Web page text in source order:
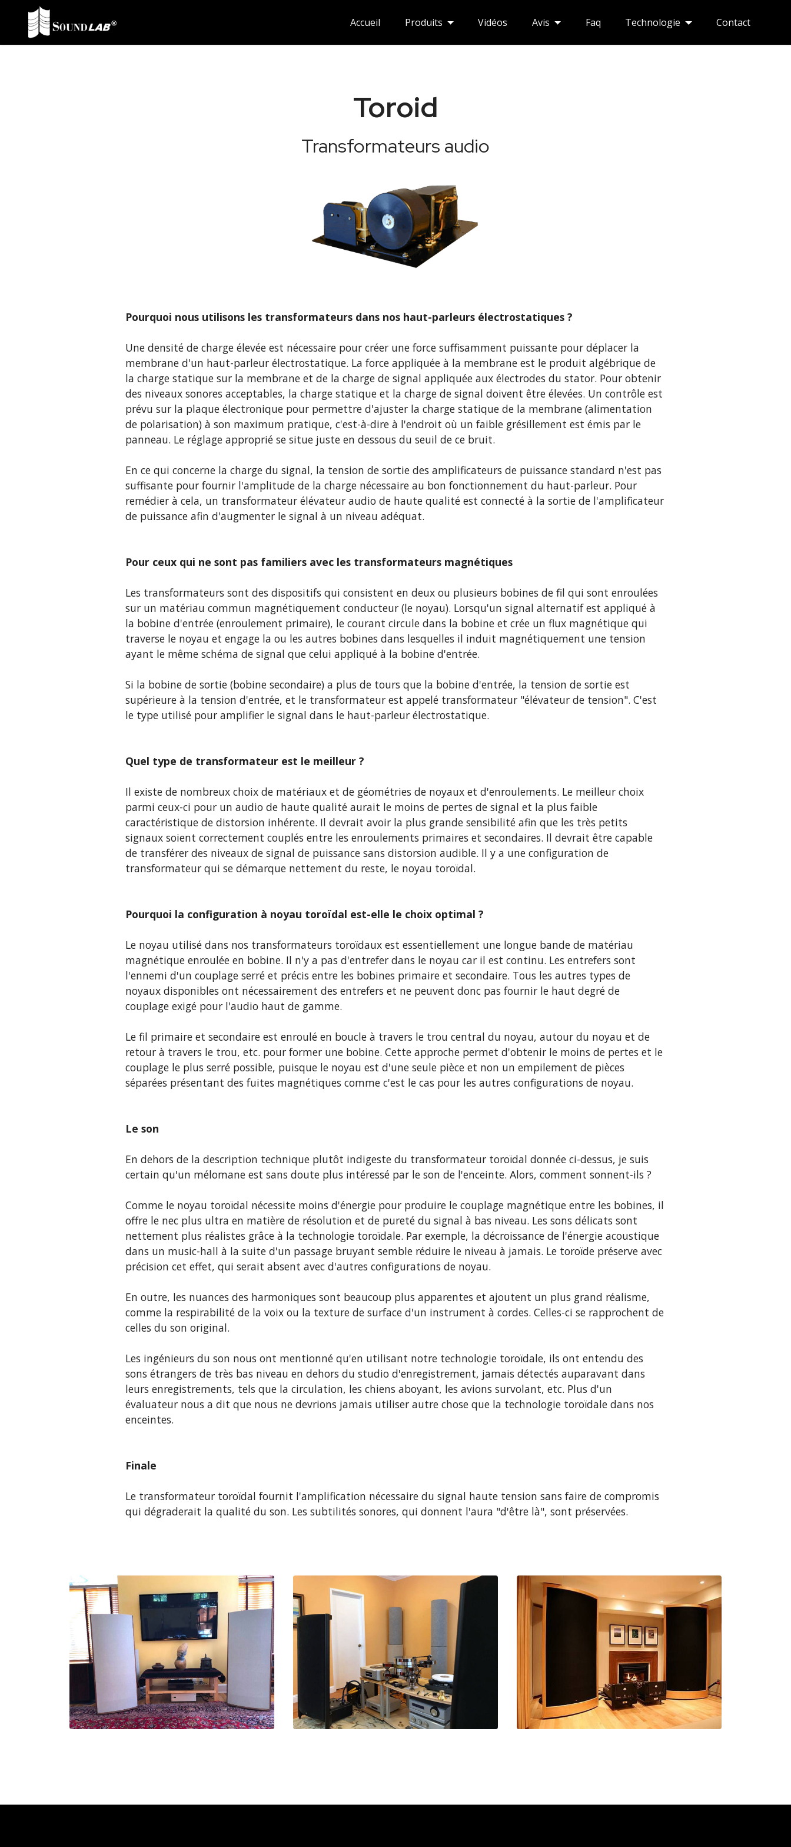
Accueil Produits Vidéos Avis Faq Technologie Contact
Toroid
Transformateurs audio
Pourquoi nous utilisons les transformateurs dans nos haut-parleurs électrostatiques ?
Une densité de charge élevée est nécessaire pour créer une force suffisamment puissante pour déplacer la
membrane d'un haut-parleur électrostatique. La force appliquée à la membrane est le produit algébrique de
la charge statique sur la membrane et de la charge de signal appliquée aux électrodes du stator. Pour obtenir
des niveaux sonores acceptables, la charge statique et la charge de signal doivent être élevées. Un contrôle est
prévu sur la plaque électronique pour permettre d'ajuster la charge statique de la membrane (alimentation
de polarisation) à son maximum pratique, c'est-à-dire à l'endroit où un faible grésillement est émis par le
panneau. Le réglage approprié se situe juste en dessous du seuil de ce bruit.
En ce qui concerne la charge du signal, la tension de sortie des amplificateurs de puissance standard n'est pas
suffisante pour fournir l'amplitude de la charge nécessaire au bon fonctionnement du haut-parleur. Pour
remédier à cela, un transformateur élévateur audio de haute qualité est connecté à la sortie de l'amplificateur
de puissance afin d'augmenter le signal à un niveau adéquat.
Pour ceux qui ne sont pas familiers avec les transformateurs magnétiques
Les transformateurs sont des dispositifs qui consistent en deux ou plusieurs bobines de fil qui sont enroulées
sur un matériau commun magnétiquement conducteur (le noyau). Lorsqu'un signal alternatif est appliqué à
la bobine d'entrée (enroulement primaire), le courant circule dans la bobine et crée un flux magnétique qui
traverse le noyau et engage la ou les autres bobines dans lesquelles il induit magnétiquement une tension
ayant le même schéma de signal que celui appliqué à la bobine d'entrée.
Si la bobine de sortie (bobine secondaire) a plus de tours que la bobine d'entrée, la tension de sortie est
supérieure à la tension d'entrée, et le transformateur est appelé transformateur "élévateur de tension". C'est
le type utilisé pour amplifier le signal dans le haut-parleur électrostatique.
Quel type de transformateur est le meilleur ?
Il existe de nombreux choix de matériaux et de géométries de noyaux et d'enroulements. Le meilleur choix
parmi ceux-ci pour un audio de haute qualité aurait le moins de pertes de signal et la plus faible
caractéristique de distorsion inhérente. Il devrait avoir la plus grande sensibilité afin que les très petits
signaux soient correctement couplés entre les enroulements primaires et secondaires. Il devrait être capable
de transférer des niveaux de signal de puissance sans distorsion audible. Il y a une configuration de
transformateur qui se démarque nettement du reste, le noyau toroïdal.
Pourquoi la configuration à noyau toroïdal est-elle le choix optimal ?
Le noyau utilisé dans nos transformateurs toroïdaux est essentiellement une longue bande de matériau
magnétique enroulée en bobine. Il n'y a pas d'entrefer dans le noyau car il est continu. Les entrefers sont
l'ennemi d'un couplage serré et précis entre les bobines primaire et secondaire. Tous les autres types de
noyaux disponibles ont nécessairement des entrefers et ne peuvent donc pas fournir le haut degré de
couplage exigé pour l'audio haut de gamme.
Le fil primaire et secondaire est enroulé en boucle à travers le trou central du noyau, autour du noyau et de
retour à travers le trou, etc. pour former une bobine. Cette approche permet d'obtenir le moins de pertes et le
couplage le plus serré possible, puisque le noyau est d'une seule pièce et non un empilement de pièces
séparées présentant des fuites magnétiques comme c'est le cas pour les autres configurations de noyau.
Le son
En dehors de la description technique plutôt indigeste du transformateur toroïdal donnée ci-dessus, je suis
certain qu'un mélomane est sans doute plus intéressé par le son de l'enceinte. Alors, comment sonnent-ils ?
Comme le noyau toroïdal nécessite moins d'énergie pour produire le couplage magnétique entre les bobines, il
offre le nec plus ultra en matière de résolution et de pureté du signal à bas niveau. Les sons délicats sont
nettement plus réalistes grâce à la technologie toroïdale. Par exemple, la décroissance de l'énergie acoustique
dans un music-hall à la suite d'un passage bruyant semble réduire le niveau à jamais. Le toroïde préserve avec
précision cet effet, qui serait absent avec d'autres configurations de noyau.
En outre, les nuances des harmoniques sont beaucoup plus apparentes et ajoutent un plus grand réalisme,
comme la respirabilité de la voix ou la texture de surface d'un instrument à cordes. Celles-ci se rapprochent de
celles du son original.
Les ingénieurs du son nous ont mentionné qu'en utilisant notre technologie toroïdale, ils ont entendu des
sons étrangers de très bas niveau en dehors du studio d'enregistrement, jamais détectés auparavant dans
leurs enregistrements, tels que la circulation, les chiens aboyant, les avions survolant, etc. Plus d'un
évaluateur nous a dit que nous ne devrions jamais utiliser autre chose que la technologie toroïdale dans nos
enceintes.
Finale
Le transformateur toroïdal fournit l'amplification nécessaire du signal haute tension sans faire de compromis
qui dégraderait la qualité du son. Les subtilités sonores, qui donnent l'aura "d'être là", sont préservées.